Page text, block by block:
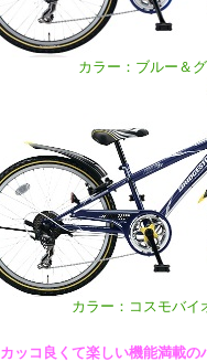
カラー：ブルー＆
カラー：コスモバイ
カッコ良くて楽しい機能満載の